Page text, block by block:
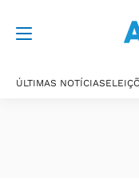
ÚLTIMAS NOTÍCIAS